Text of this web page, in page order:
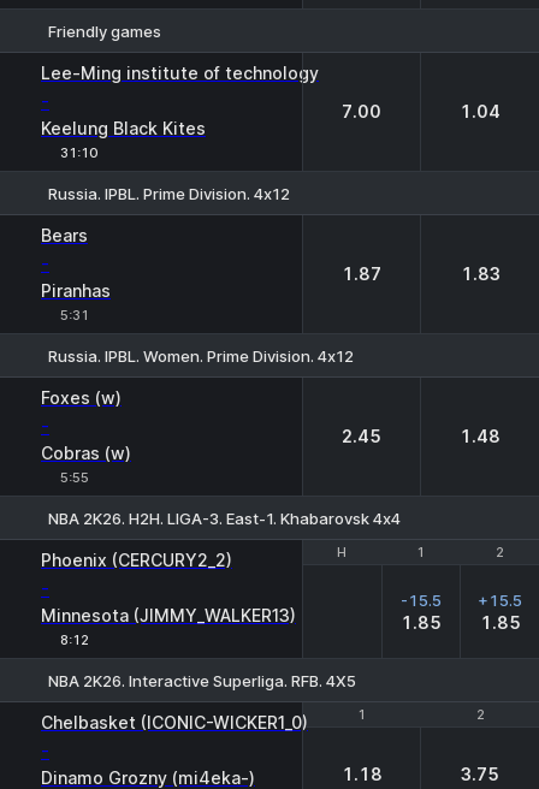
Friendly games
Lee-Ming institute of technology
-
Keelung Black Kites
31:10
7.00 1.04
Russia. IPBL. Prime Division. 4х12
Bears
-
Piranhas
5:31
1.87 1.83
Russia. IPBL. Women. Prime Division. 4х12
Foxes (w)
-
Cobras (w)
5:55
2.45 1.48
NBA 2K26. H2H. LIGA-3. East-1. Khabarovsk 4х4
H 1 2
Phoenix (CERCURY2_2)
-
Minnesota (JIMMY_WALKER13)
8:12
H 1 2
-15.5
1.85
+15.5
1.85
NBA 2K26. Interactive Superliga. RFB. 4X5
1 2
Chelbasket (ICONIC-WICKER1_0)
-
Dinamo Grozny (mi4eka-)
1 2
1.18 3.75